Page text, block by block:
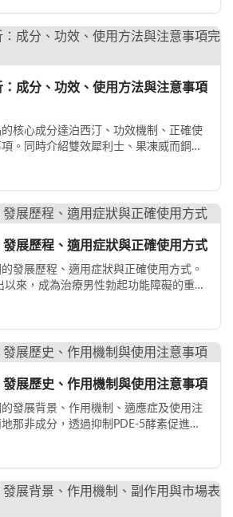
成分、功效、使用方法與注意事項
核心成分達泊西汀、功效機制、正確使
。同時介紹雙效犀利士、果凍威而鋼雙
展歷程、適用症狀與正確使用方式
發展歷程、適用症狀與正確使用方式。
來，成為治療男性勃起功能障礙的重要
展歷史、作用機制與使用注意事項
發展背景、作用機制、適應症及使用注
那非成分，透過抑制PDE-5酵素促進血